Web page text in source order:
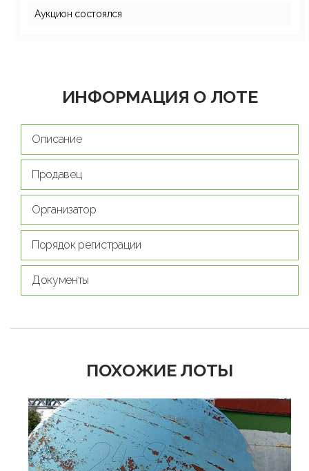
Аукцион состоялся
ИНФОРМАЦИЯ О ЛОТЕ
Описание
Продавец
Организатор
Порядок регистрации
Документы
ПОХОЖИЕ ЛОТЫ